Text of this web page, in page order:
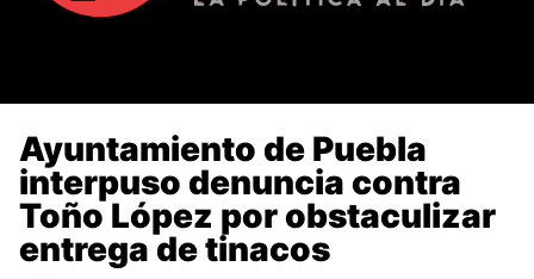
Ayuntamiento de Puebla
interpuso denuncia contra
Toño López por obstaculizar
entrega de tinacos